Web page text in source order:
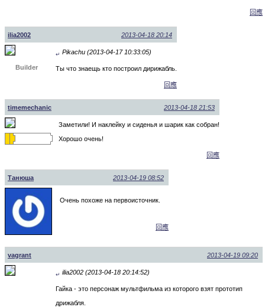
回應
ilia2002 2013-04-18 20:14
Builder
↵ Pikachu (2013-04-17 10:33:05)
Ты что знаещь кто построил дирижабль.
回應
timemechanic 2013-04-18 21:53
Заметили! И наклейку и сиденья и шарик как собран!
Хорошо очень!
回應
Танюша 2013-04-19 08:52
Очень похоже на первоисточник.
回應
vagrant 2013-04-19 09:20
↵ ilia2002 (2013-04-18 20:14:52)
Гайка - это персонаж мультфильма из которого взят прототип
дрижабля.